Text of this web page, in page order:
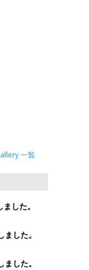
一覧
した。
した。
した。